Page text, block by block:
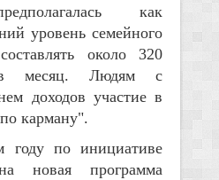
как
уровень семейного
около 320
месяц. Людям с
доходов участие в
карману".
году по инициативе
новая программа